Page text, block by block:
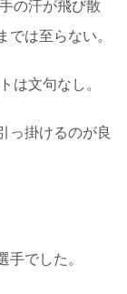
の汗が飛び散
は至らない。
は文句なし。
っ掛けるのが良
でした。